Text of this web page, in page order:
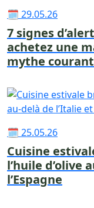
🗓 29.05.26
7 signes
achetez une
mythe
🗓 25.05.26
Cuisine
l’huile d’olive
l’Espagne